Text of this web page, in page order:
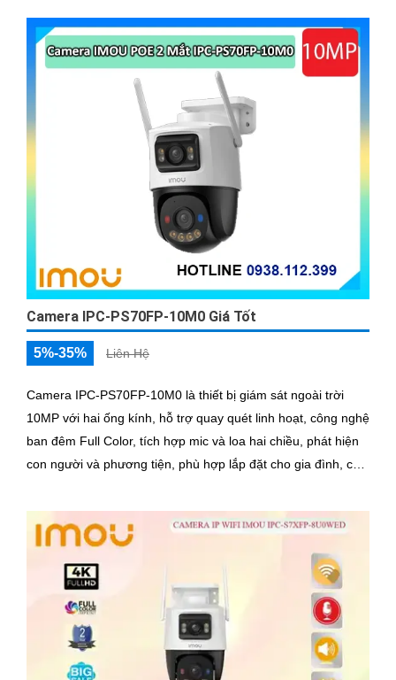
Camera IPC-PS70FP-10M0 Giá Tốt
5%-35% Liên Hệ
Camera IPC-PS70FP-10M0 là thiết bị giám sát ngoài trời
10MP với hai ống kính, hỗ trợ quay quét linh hoạt, công nghệ
ban đêm Full Color, tích hợp mic và loa hai chiều, phát hiện
con người và phương tiện, phù hợp lắp đặt cho gia đình, cửa